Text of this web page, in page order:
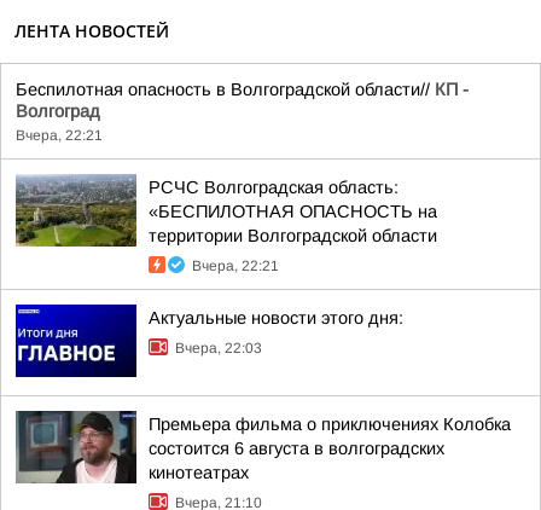
ЛЕНТА НОВОСТЕЙ
Беспилотная опасность в Волгоградской области// КП -
Волгоград
Вчера, 22:21
РСЧС Волгоградская область:
«БЕСПИЛОТНАЯ ОПАСНОСТЬ на
территории Волгоградской области
Вчера, 22:21
Актуальные новости этого дня:
Вчера, 22:03
Премьера фильма о приключениях Колобка
состоится 6 августа в волгоградских
кинотеатрах
Вчера, 21:10